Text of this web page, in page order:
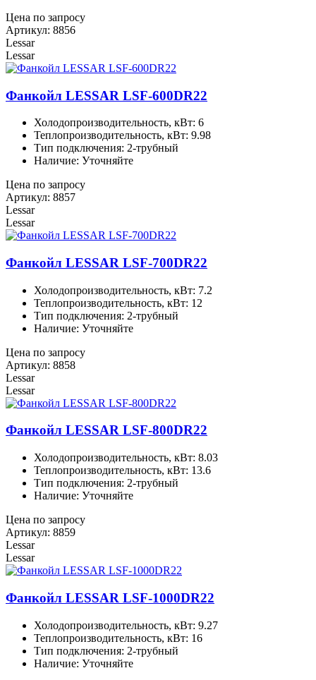
Цена по запросу
Артикул: 8856
Lessar
Lessar
Фанкойл LESSAR LSF-600DR22
Холодопроизводительность, кВт: 6
Теплопроизводительность, кВт: 9.98
Тип подключения: 2-трубный
Наличие: Уточняйте
Цена по запросу
Артикул: 8857
Lessar
Lessar
Фанкойл LESSAR LSF-700DR22
Холодопроизводительность, кВт: 7.2
Теплопроизводительность, кВт: 12
Тип подключения: 2-трубный
Наличие: Уточняйте
Цена по запросу
Артикул: 8858
Lessar
Lessar
Фанкойл LESSAR LSF-800DR22
Холодопроизводительность, кВт: 8.03
Теплопроизводительность, кВт: 13.6
Тип подключения: 2-трубный
Наличие: Уточняйте
Цена по запросу
Артикул: 8859
Lessar
Lessar
Фанкойл LESSAR LSF-1000DR22
Холодопроизводительность, кВт: 9.27
Теплопроизводительность, кВт: 16
Тип подключения: 2-трубный
Наличие: Уточняйте